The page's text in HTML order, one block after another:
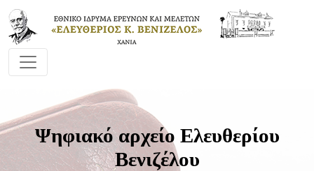
Ψηφιακό αρχείο Ελευθερίου
Βενιζέλου